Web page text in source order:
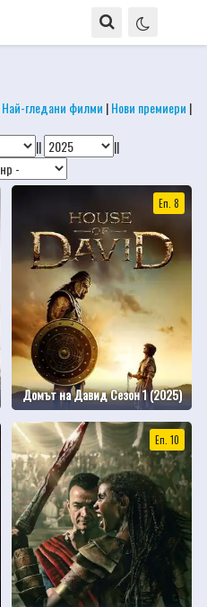
Най-гледани филми |Нови премиери |
||
||
Еп. 8
Домът на Давид Сезон 1 (2025)
Еп. 10